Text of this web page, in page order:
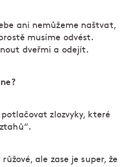
ani nemůžeme naštvat,
musíme odvést.
dveřmi a odejít.
potlačovat zlozvyky, které
ale zase je super, že